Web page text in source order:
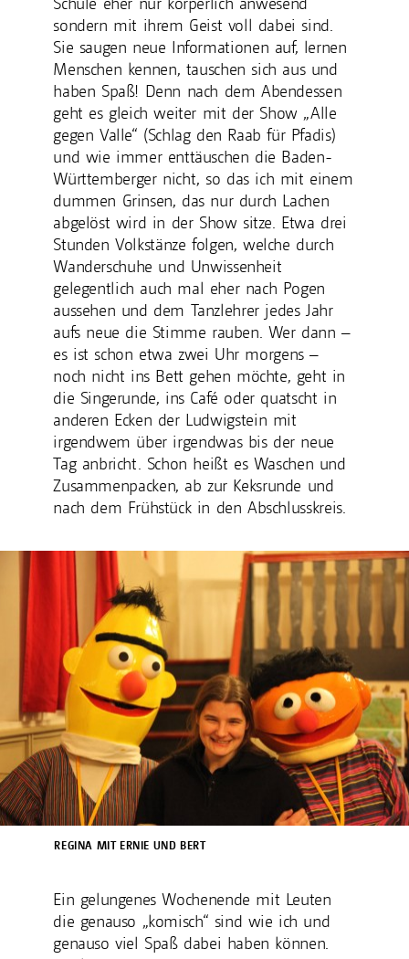
sondern mit ihrem Geist voll dabei sind.
Sie saugen neue Informationen auf, lernen
Menschen kennen, tauschen sich aus und
haben Spaß! Denn nach dem Abendessen
geht es gleich weiter mit der Show „Alle
gegen Valle“ (Schlag den Raab für Pfadis)
und wie immer enttäuschen die Baden-
Württemberger nicht, so das ich mit einem
dummen Grinsen, das nur durch Lachen
abgelöst wird in der Show sitze. Etwa drei
Stunden Volkstänze folgen, welche durch
Wanderschuhe und Unwissenheit
gelegentlich auch mal eher nach Pogen
aussehen und dem Tanzlehrer jedes Jahr
aufs neue die Stimme rauben. Wer dann –
es ist schon etwa zwei Uhr morgens –
noch nicht ins Bett gehen möchte, geht in
die Singerunde, ins Café oder quatscht in
anderen Ecken der Ludwigstein mit
irgendwem über irgendwas bis der neue
Tag anbricht. Schon heißt es Waschen und
Zusammenpacken, ab zur Keksrunde und
nach dem Frühstück in den Abschlusskreis.
REGINA MIT ERNIE UND BERT
Ein gelungenes Wochenende mit Leuten
die genauso „komisch“ sind wie ich und
genauso viel Spaß dabei haben können.